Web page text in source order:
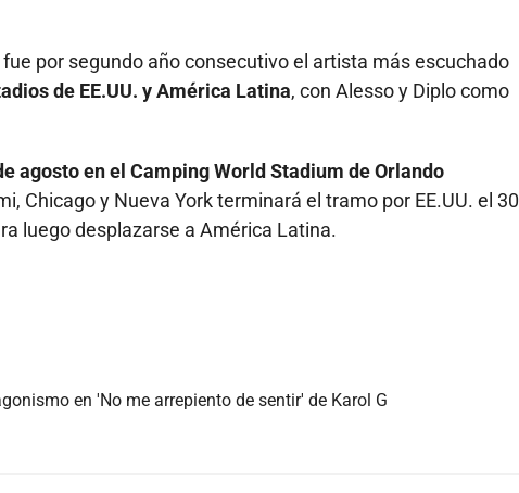
por segundo año consecutivo el artista más escuchado
de EE.UU. y América Latina, con Alesso y Diplo como
agosto en el Camping World Stadium de Orlando
Chicago y Nueva York terminará el tramo por EE.UU. el 30
luego desplazarse a América Latina.
en 'No me arrepiento de sentir' de Karol G